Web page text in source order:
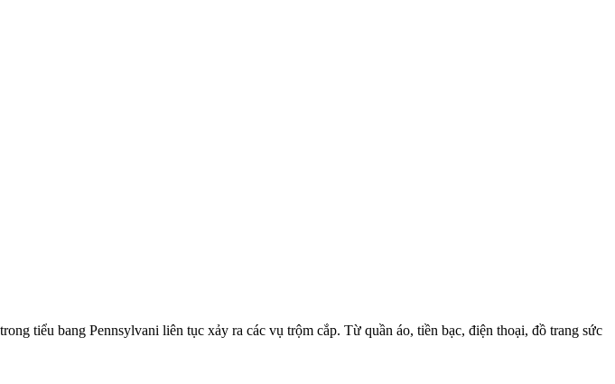
tiểu bang Pennsylvani liên tục xảy ra các vụ trộm cắp. Từ quần áo, tiền bạc, điện thoại, đồ trang sức